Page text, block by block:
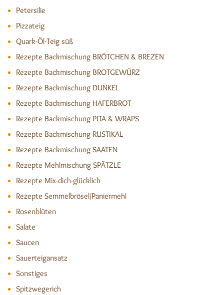
Petersilie
Pizzateig
Quark-Öl-Teig süß
Rezepte Backmischung BRÖTCHEN & BREZEN
Rezepte Backmischung BROTGEWÜRZ
Rezepte Backmischung DUNKEL
Rezepte Backmischung HAFERBROT
Rezepte Backmischung PITA & WRAPS
Rezepte Backmischung RUSTIKAL
Rezepte Backmischung SAATEN
Rezepte Mehlmischung SPÄTZLE
Rezepte Mix-dich-glücklich
Rezepte Semmelbrösel/Paniermehl
Rosenblüten
Salate
Saucen
Sauerteigansatz
Sonstiges
Spitzwegerich